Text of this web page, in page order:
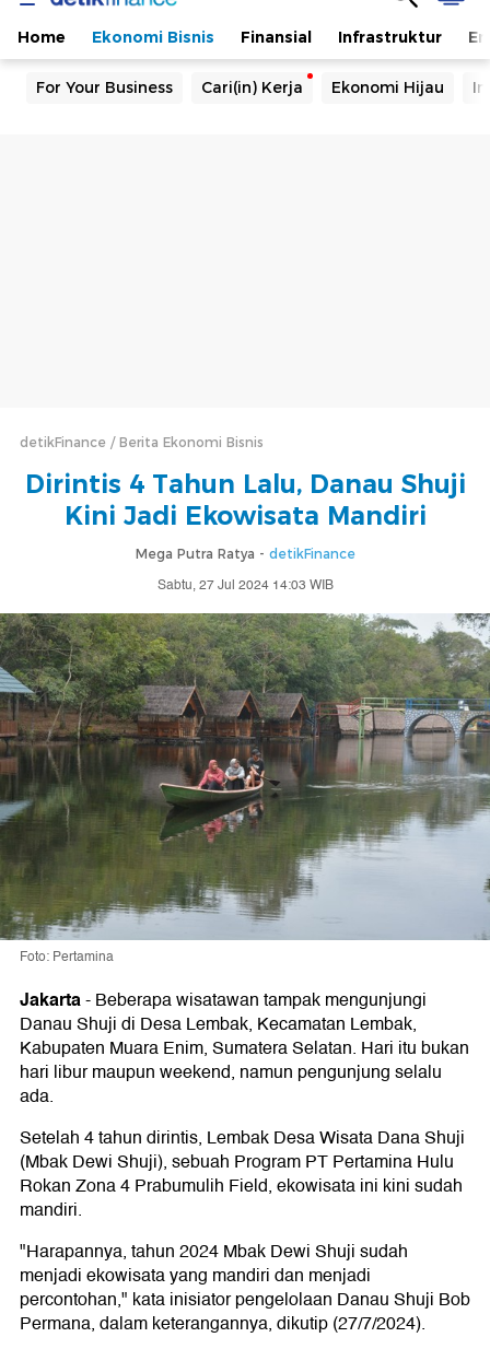
Home Ekonomi Bisnis Finansial Infrastruktur
For Your Business Cari(in) Kerja Ekonomi Hijau
detikFinance Berita Ekonomi Bisnis
Dirintis 4 Tahun Lalu, Danau Shuji
Kini Jadi Ekowisata Mandiri
Mega Putra Ratya - detikFinance
Sabtu, 27 Jul 2024 14:03 WIB
Foto: Pertamina
Jakarta-Beberapa wisatawan tampak mengunjungi
Danau Shuji di Desa Lembak, Kecamatan Lembak,
Kabupaten Muara Enim, Sumatera Selatan. Hari itu bukan
hari libur maupun weekend, namun pengunjung selalu
ada.
Setelah 4 tahun dirintis, Lembak Desa Wisata Dana Shuji
(Mbak Dewi Shuji), sebuah Program PT Pertamina Hulu
Rokan Zona 4 Prabumulih Field, ekowisata ini kini sudah
mandiri.
"Harapannya, tahun 2024 Mbak Dewi Shuji sudah
menjadi ekowisata yang mandiri dan menjadi
percontohan," kata inisiator pengelolaan Danau Shuji Bob
Permana, dalam keterangannya, dikutip (27/7/2024).